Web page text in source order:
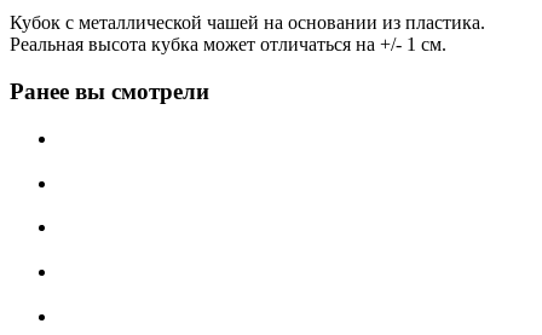
Кубок с металлической чашей на основании из пластика.
Реальная высота кубка может отличаться на +/- 1 см.
Ранее вы смотрели